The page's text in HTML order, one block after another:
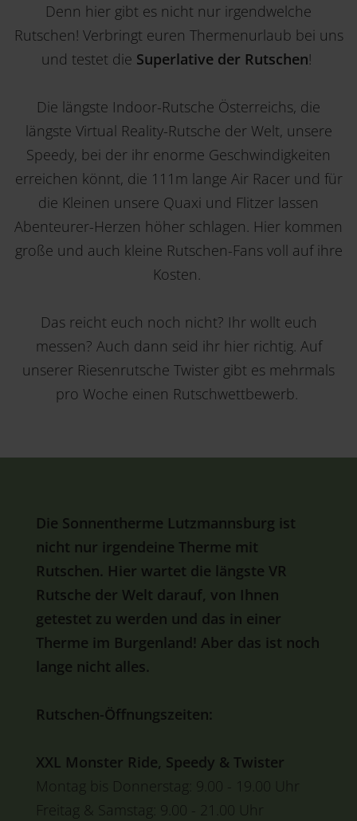
Denn hier gibt es nicht nur irgendwelche
Rutschen! Verbringt euren Thermenurlaub bei uns
und testet die Superlative der Rutschen!
Die längste Indoor-Rutsche Österreichs, die
längste Virtual Reality-Rutsche der Welt, unsere
Speedy, bei der ihr enorme Geschwindigkeiten
erreichen könnt, die 111m lange Air Racer und für
die Kleinen unsere Quaxi und Flitzer lassen
Abenteurer-Herzen höher schlagen. Hier kommen
große und auch kleine Rutschen-Fans voll auf ihre
Kosten.
Das reicht euch noch nicht? Ihr wollt euch
messen? Auch dann seid ihr hier richtig. Auf
unserer Riesenrutsche Twister gibt es mehrmals
pro Woche einen Rutschwettbewerb.
Die Sonnentherme Lutzmannsburg ist
nicht nur irgendeine Therme mit
Rutschen. Hier wartet die längste VR
Rutsche der Welt darauf, von Ihnen
getestet zu werden und das in einer
Therme im Burgenland! Aber das ist noch
lange nicht alles.
Rutschen-Öffnungszeiten:
XXL Monster Ride, Speedy & Twister
Montag bis Donnerstag: 9.00 - 19.00 Uhr
Freitag & Samstag: 9.00 - 21.00 Uhr